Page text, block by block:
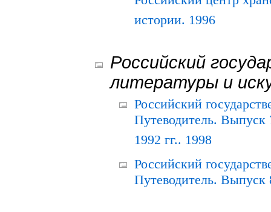
истории. 1996
Российский
литературы и
Российский
Путеводитель.
1992 гг.. 1998
Российский
Путеводитель. Выпуск